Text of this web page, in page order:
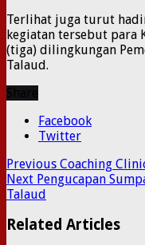
Terlihat juga turut
kegiatan tersebut para
(tiga) dilingkungan
Talaud.
Facebook
Twitter
Previous Coaching
Next Pengucapan
Talaud
Related Articles